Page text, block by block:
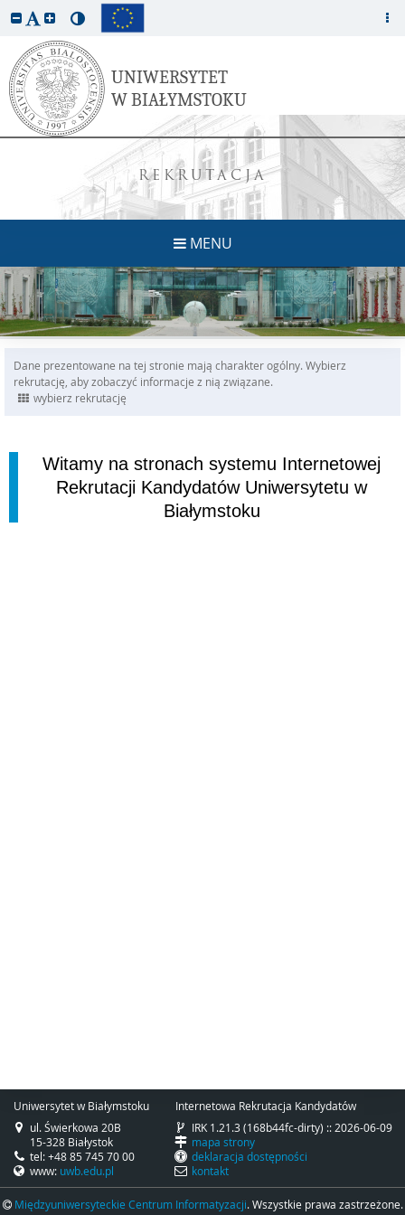
REKRUTACJA
MENU
Dane prezentowane na tej stronie mają charakter ogólny. Wybierz
rekrutację, aby zobaczyć informacje z nią związane.
wybierz rekrutację
Witamy na stronach systemu Internetowej
Rekrutacji Kandydatów Uniwersytetu w
Białymstoku
Uniwersytet w Białymstoku
ul. Świerkowa 20B
15-328 Białystok
tel: +48 85 745 70 00
www: uwb.edu.pl
Internetowa Rekrutacja Kandydatów
IRK 1.21.3 (168b44fc-dirty) :: 2026-06-09
mapa strony
deklaracja dostępności
kontakt
Międzyuniwersyteckie Centrum Informatyzacji. Wszystkie prawa zastrzeżone.